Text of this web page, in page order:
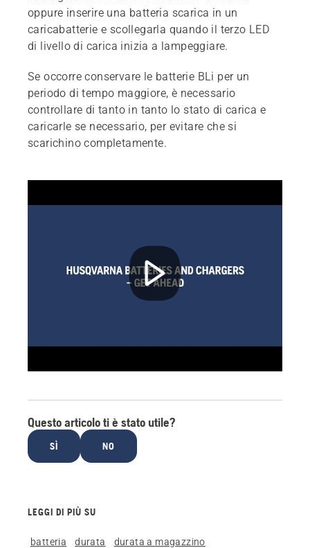
oppure inserire una batteria scarica in un
caricabatterie e scollegarla quando il terzo LED
di livello di carica inizia a lampeggiare.
Se occorre conservare le batterie BLi per un
periodo di tempo maggiore, è necessario
controllare di tanto in tanto lo stato di carica e
caricarle se necessario, per evitare che si
scarichino completamente.
Questo articolo ti è stato utile?
SÌ NO
LEGGI DI PIÙ SU
batteria durata durata a magazzino